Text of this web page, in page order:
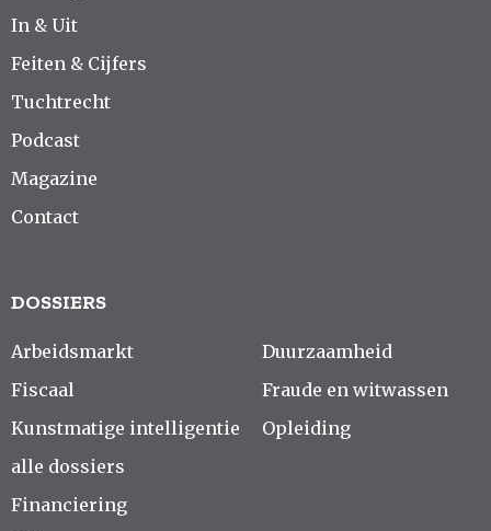
In & Uit
Feiten & Cijfers
Tuchtrecht
Podcast
Magazine
Contact
DOSSIERS
Arbeidsmarkt
Fiscaal
Kunstmatige intelligentie
alle dossiers
Duurzaamheid
Fraude en witwassen
Opleiding
Financiering